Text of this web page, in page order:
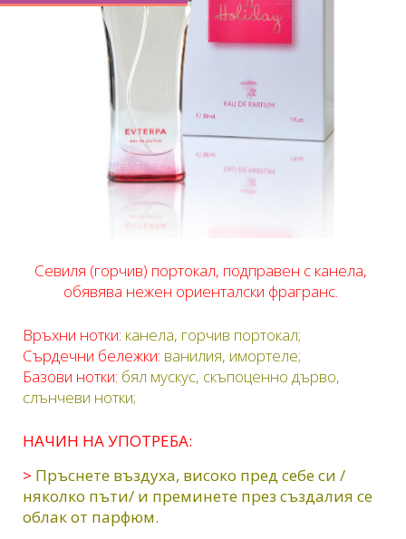
Севиля (горчив) портокал, подправен с канела,
обявява нежен ориенталски фрагранс.
Връхни нотки: канела, горчив портокал;
Сърдечни бележки: ванилия, имортеле;
Базови нотки: бял мускус, скъпоценно дърво,
слънчеви нотки;
НАЧИН НА УПОТРЕБА:
> Пръснете въздуха, високо пред себе си /
няколко пъти/ и преминете през създалия се
облак от парфюм.